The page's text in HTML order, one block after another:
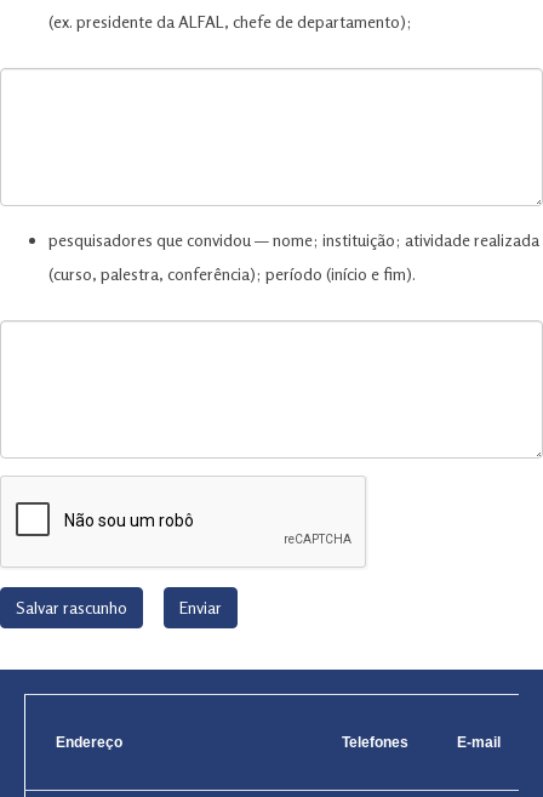
(ex. presidente da ALFAL, chefe de departamento);
pesquisadores que convidou — nome; instituição; atividade realizada
(curso, palestra, conferência); período (início e fim).
Endereço Telefones E-mail